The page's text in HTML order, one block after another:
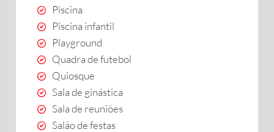
Piscina
Piscina infantil
Playground
Quadra de futebol
Quiosque
Sala de ginástica
Sala de reuniões
Salão de festas